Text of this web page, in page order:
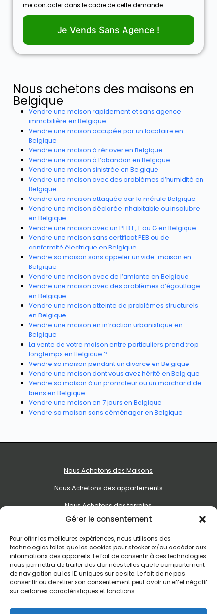
Gérer le consentement
Pour offrir les meilleures expériences, nous utilisons des
technologies telles que les cookies pour stocker et/ou accéder aux
informations des appareils. Le fait de consentir à ces technologies
nous permettra de traiter des données telles que le comportement
de navigation ou les ID uniques sur ce site. Le fait de ne pas
consentir ou de retirer son consentement peut avoir un effet négatif
sur certaines caractéristiques et fonctions.
me contacter dans le cadre de cette demande.
Je Vends Sans Agence !
Nous achetons des maisons en
Belgique
Vendre une maison rapidement et sans agence
immobilière en Belgique
Vendre une maison occupée par un locataire en
Belgique
Vendre une maison à rénover en Belgique
Vendre une maison à l’abandon en Belgique
Vendre une maison sinistrée en Belgique
Vendre une maison avec des problèmes d’humidité en
Belgique
Vendre une maison attaquée par la mérule Belgique
Vendre une maison déclarée inhabitable ou insalubre
en Belgique
Vendre une maison avec un PEB E, F ou G en Belgique
Vendre une maison sans certificat PEB ou de
conformité électrique en Belgique
Vendre sa maison sans appeler un vide-maison en
Belgique
Vendre une maison avec de l’amiante en Belgique
Vendre une maison avec des problèmes d’égouttage
en Belgique
Vendre une maison atteinte de problèmes structurels
en Belgique
Vendre une maison en infraction urbanistique en
Belgique
La vente de votre maison entre particuliers prend trop
longtemps en Belgique ?
Vendre sa maison pendant un divorce en Belgique
Vendre une maison dont vous avez hérité en Belgique
Vendre sa maison à un promoteur ou un marchand de
biens en Belgique
Vendre une maison en 7 jours en Belgique
Vendre sa maison sans déménager en Belgique
Contact
Nous Achetons des Maisons
Nous Achetons des appartements
Nous Achetons des terrains
Nous Achetons des immeubles de rapport
Le processus d’achat express
Qui est Vendre Sans Agence
Recevoir une offre d’achat